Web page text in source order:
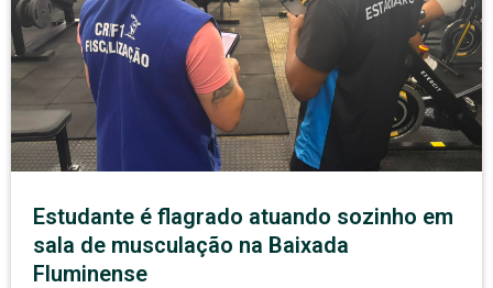
Estudante é flagrado atuando sozinho em
sala de musculação na Baixada
Fluminense